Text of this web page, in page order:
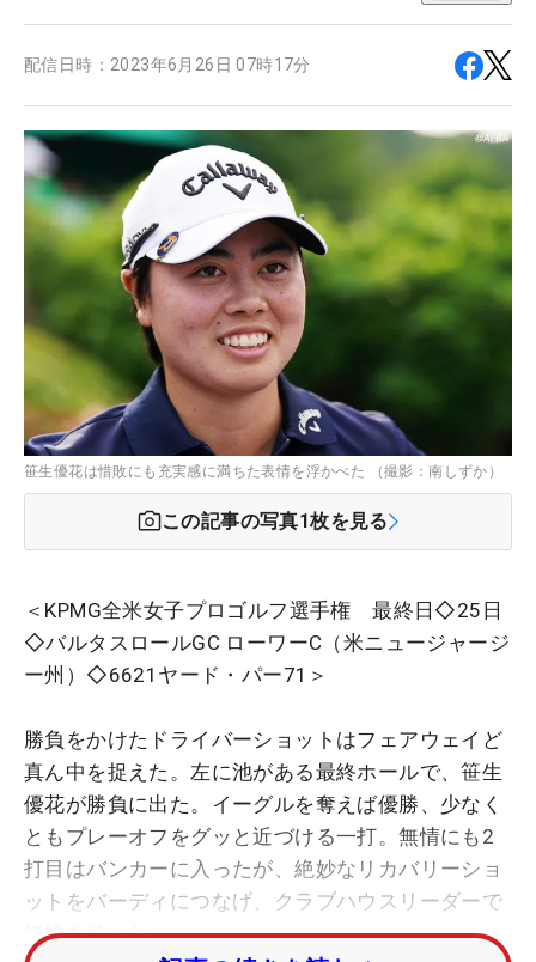
配信日時： 2023年6月26日 07時17分
笹生優花は惜敗にも充実感に満ちた表情を浮かべた （撮影：南しずか）
この記事の写真1枚を見る
＜KPMG全米女子プロゴルフ選手権 最終日◇25日
◇バルタスロールGC ローワーC（米ニュージャージ
ー州）◇6621ヤード・パー71＞
勝負をかけたドライバーショットはフェアウェイど
真ん中を捉えた。左に池がある最終ホールで、笹生
優花が勝負に出た。イーグルを奪えば優勝、少なく
ともプレーオフをグッと近づける一打。無情にも2
打目はバンカーに入ったが、絶妙なリカバリーショ
ットをバーディにつなげ、クラブハウスリーダーで
後続を待った。